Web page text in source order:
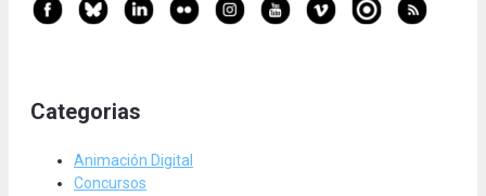
Categorias
Animación Digital
Concursos